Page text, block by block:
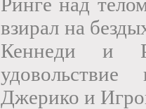
взирал на
Кеннеди и
Джерико и